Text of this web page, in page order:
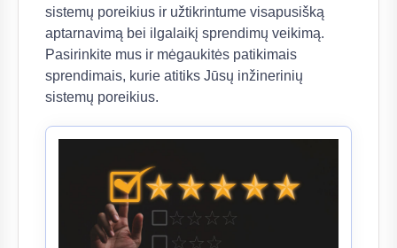
sistemų poreikius ir užtikrintume visapusišką
aptarnavimą bei ilgalaikį sprendimų veikimą.
Pasirinkite mus ir mėgaukitės patikimais
sprendimais, kurie atitiks Jūsų inžinerinių
sistemų poreikius.